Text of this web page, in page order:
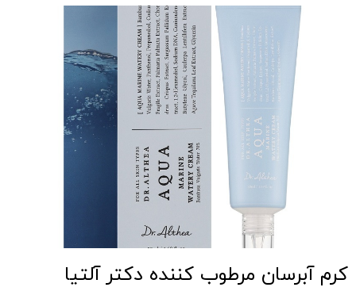
کرم آبرسان مرطوب کننده دکتر آلتیا